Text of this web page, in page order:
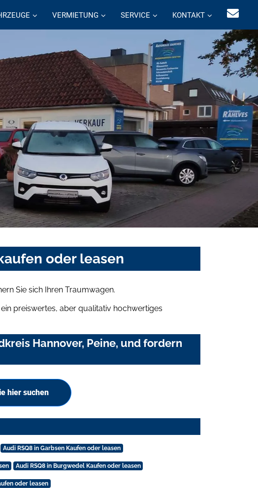
VERMIETUNG SERVICE KONTAKT
oder leasen
Sie sich Ihren Traumwagen.
preiswertes, aber qualitativ hochwertiges
Hannover, Peine, und fordern
hier suchen
Audi RSQ8 in Garbsen Kaufen oder leasen
Audi RSQ8 in Burgwedel Kaufen oder leasen
oder leasen